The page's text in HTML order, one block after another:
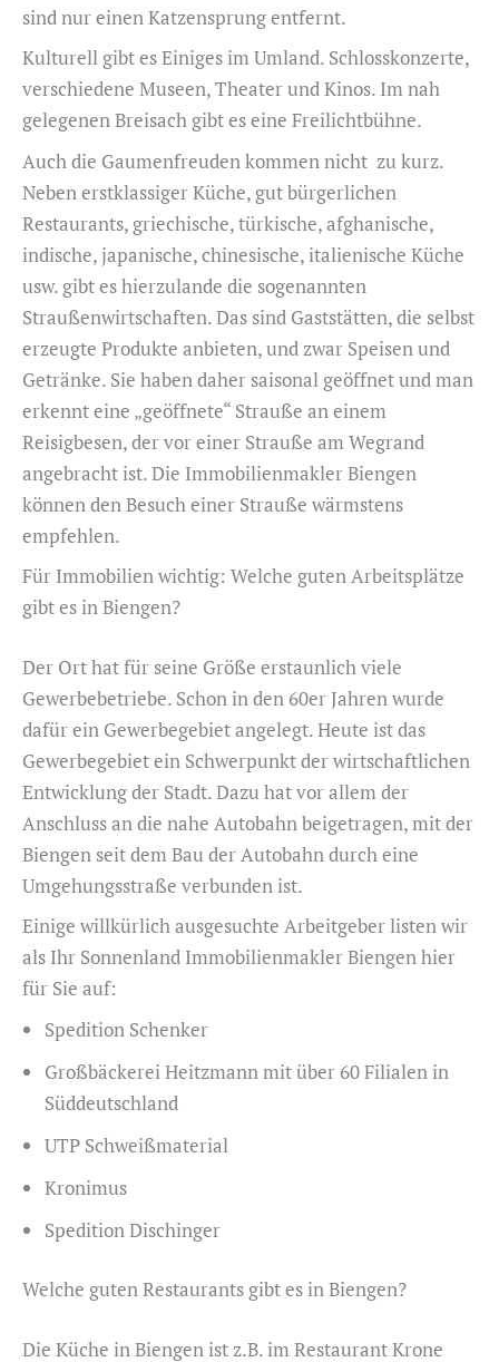
sind nur einen Katzensprung entfernt.
Kulturell gibt es Einiges im Umland. Schlosskonzerte,
verschiedene Museen, Theater und Kinos. Im nah
gelegenen Breisach gibt es eine Freilichtbühne.
Auch die Gaumenfreuden kommen nicht zu kurz.
Neben erstklassiger Küche, gut bürgerlichen
Restaurants, griechische, türkische, afghanische,
indische, japanische, chinesische, italienische Küche
usw. gibt es hierzulande die sogenannten
Straußenwirtschaften. Das sind Gaststätten, die selbst
erzeugte Produkte anbieten, und zwar Speisen und
Getränke. Sie haben daher saisonal geöffnet und man
erkennt eine „geöffnete“ Strauße an einem
Reisigbesen, der vor einer Strauße am Wegrand
angebracht ist. Die Immobilienmakler Biengen
können den Besuch einer Strauße wärmstens
empfehlen.
Für Immobilien wichtig: Welche guten Arbeitsplätze
gibt es in Biengen?
Der Ort hat für seine Größe erstaunlich viele
Gewerbebetriebe. Schon in den 60er Jahren wurde
dafür ein Gewerbegebiet angelegt. Heute ist das
Gewerbegebiet ein Schwerpunkt der wirtschaftlichen
Entwicklung der Stadt. Dazu hat vor allem der
Anschluss an die nahe Autobahn beigetragen, mit der
Biengen seit dem Bau der Autobahn durch eine
Umgehungsstraße verbunden ist.
Einige willkürlich ausgesuchte Arbeitgeber listen wir
als Ihr Sonnenland Immobilienmakler Biengen hier
für Sie auf:
Spedition Schenker
Großbäckerei Heitzmann mit über 60 Filialen in
Süddeutschland
UTP Schweißmaterial
Kronimus
Spedition Dischinger
Welche guten Restaurants gibt es in Biengen?
Die Küche in Biengen ist z.B. im Restaurant Krone